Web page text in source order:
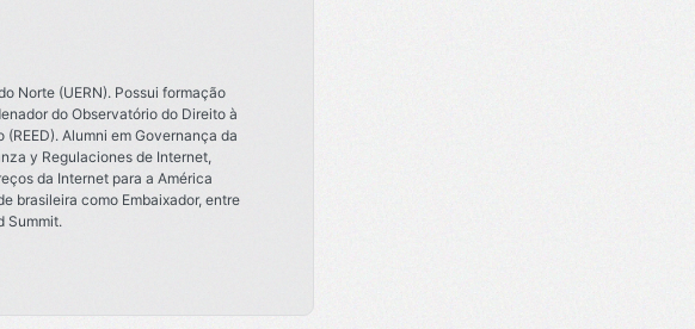
Norte (UERN). Possui formação
do Observatório do Direito à
Alumni em Governança da
y Regulaciones de Internet,
da Internet para a América
brasileira como Embaixador, entre
Summit.